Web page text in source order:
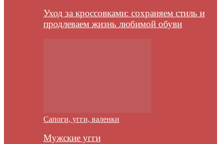
Уход за кроссовками: сохраняем стиль и
продлеваем жизнь любимой обуви
Сапоги, угги, валенки
Мужские угги